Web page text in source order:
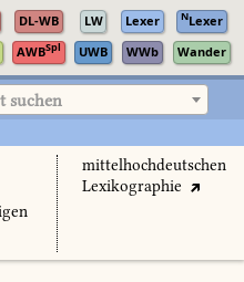
DL-WB LW Lexer NLexer
AWBSpl UWB WWb Wander
suchen
mittelhochdeutschen
Lexikographie